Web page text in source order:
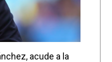
acude a la